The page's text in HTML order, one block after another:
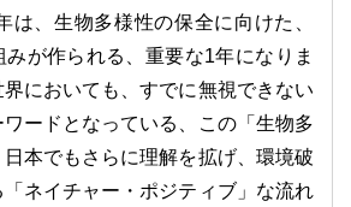
は、生物多様性の保全に向けた、
が作られる、重要な1年になりま
においても、すでに無視できない
ードとなっている、この「生物多
本でもさらに理解を拡げ、環境破
ネイチャー・ポジティブ」な流れ